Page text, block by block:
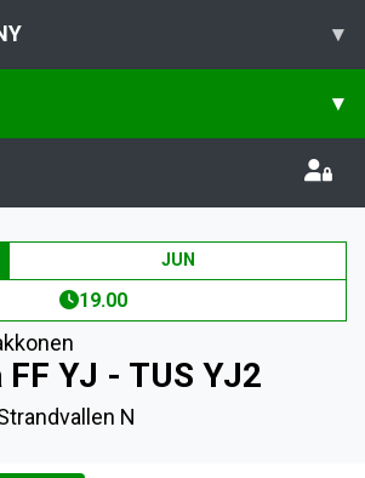
▾
▾
JUN
19.00
YJ - TUS YJ2
N